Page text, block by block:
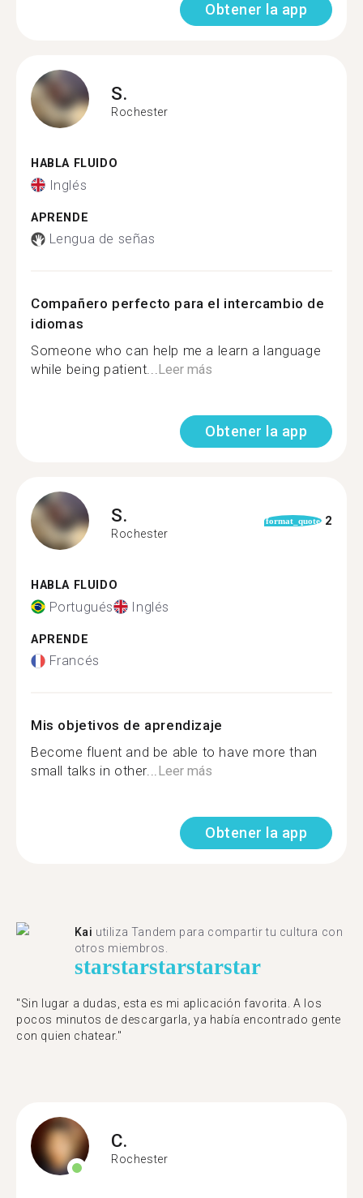
Obtener la app
S.
Rochester
HABLA FLUIDO
Inglés
APRENDE
Lengua de señas
Compañero perfecto para el intercambio de
idiomas
Someone who can help me a learn a language
while being patient...Leer más
Obtener la app
S.
Rochester
format_quote 2
HABLA FLUIDO
Portugués Inglés
APRENDE
Francés
Mis objetivos de aprendizaje
Become fluent and be able to have more than
small talks in other...Leer más
Obtener la app
Kai utiliza Tandem para compartir tu cultura con
otros miembros.
starstarstarstarstar
"Sin lugar a dudas, esta es mi aplicación favorita. A los
pocos minutos de descargarla, ya había encontrado gente
con quien chatear."
C.
Rochester